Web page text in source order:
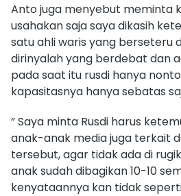
Anto juga menyebut meminta
usahakan saja saya dikasih
satu ahli waris yang berseteru
dirinyalah yang berdebat dan
pada saat itu rusdi hanya
kapasitasnya hanya sebatas
” Saya minta Rusdi harus
anak-anak media juga terkait
tersebut, agar tidak ada di
anak sudah dibagikan 10-10
kenyataannya kan tidak